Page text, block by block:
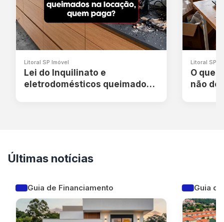
Litoral SP Imóvel
Lei do Inquilinato e
eletrodomésticos queimados:
Litoral SP
O que
não
Últimas notícias
Guia de Financiamento Guia